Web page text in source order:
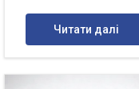
Читати далі